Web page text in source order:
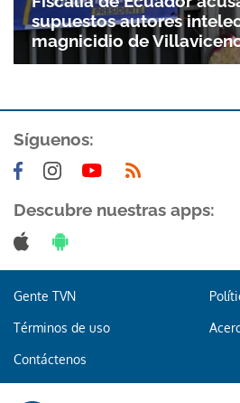
supuestos autores
magnicidio de
Síguenos:
Descubre nuestras apps:
Gente TVN
Términos de uso
Contáctenos